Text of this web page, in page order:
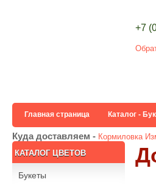
+7
Главная страница Каталог -
Куда доставляем - Кормиловка
КАТАЛОГ ЦВЕТОВ
Букеты